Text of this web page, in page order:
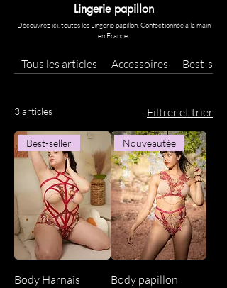
Lingerie papillon
Découvrez ici, toutes les Lingerie papillon. Confectionnée à la main
en France.
Tous les articles Accessoires Best-
3 articles Filtrer et trier
Best-seller
Body Harnais
Nouveautée
Body papillon